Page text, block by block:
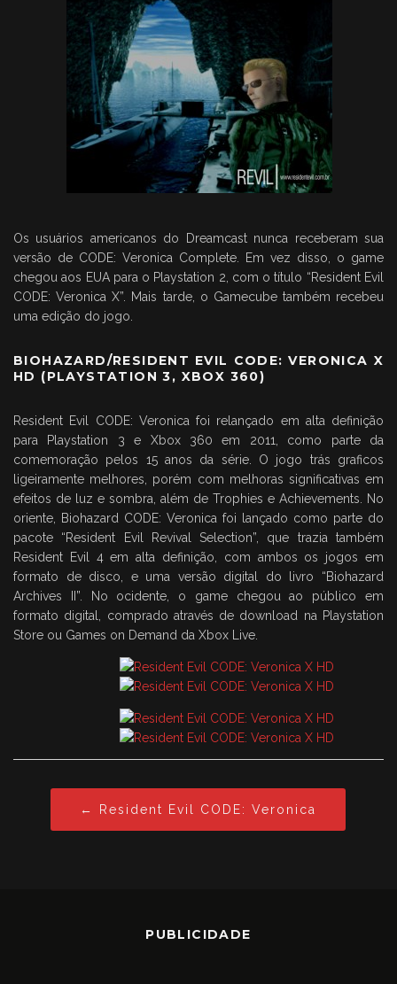
Os usuários americanos do Dreamcast nunca receberam sua
versão de CODE: Veronica Complete. Em vez disso, o game
chegou aos EUA para o Playstation 2, com o título “Resident Evil
CODE: Veronica X”. Mais tarde, o Gamecube também recebeu
uma edição do jogo.
BIOHAZARD/RESIDENT EVIL CODE: VERONICA X
HD (PLAYSTATION 3, XBOX 360)
Resident Evil CODE: Veronica foi relançado em alta definição
para Playstation 3 e Xbox 360 em 2011, como parte da
comemoração pelos 15 anos da série. O jogo trás graficos
ligeiramente melhores, porém com melhoras significativas em
efeitos de luz e sombra, além de Trophies e Achievements. No
oriente, Biohazard CODE: Veronica foi lançado como parte do
pacote “Resident Evil Revival Selection”, que trazia também
Resident Evil 4 em alta definição, com ambos os jogos em
formato de disco, e uma versão digital do livro “Biohazard
Archives II”. No ocidente, o game chegou ao público em
formato digital, comprado através de download na Playstation
Store ou Games on Demand da Xbox Live.
← Resident Evil CODE: Veronica
PUBLICIDADE